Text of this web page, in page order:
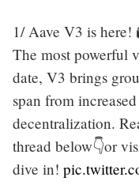
1/ Aave V3 is here!
The most powerful
date, V3 brings
span from
decentralization.
thread below👇or
dive in!